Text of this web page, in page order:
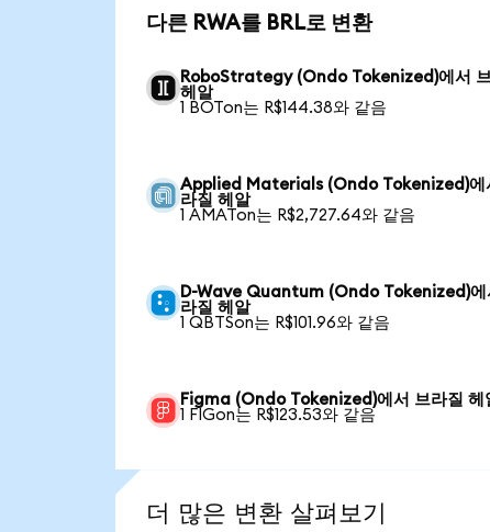
다른 RWA를 BRL로 변환
RoboStrategy (Ondo Tokenized)에서
헤알
1 BOTon는 R$144.38와 같음
Applied Materials (Ondo Tokenized)에
라질 헤알
1 AMATon는 R$2,727.64와 같음
D-Wave Quantum (Ondo Tokenized)에
라질 헤알
1 QBTSon는 R$101.96와 같음
Figma (Ondo Tokenized)에서 브라질 헤
1 FIGon는 R$123.53와 같음
더 많은 변환 살펴보기